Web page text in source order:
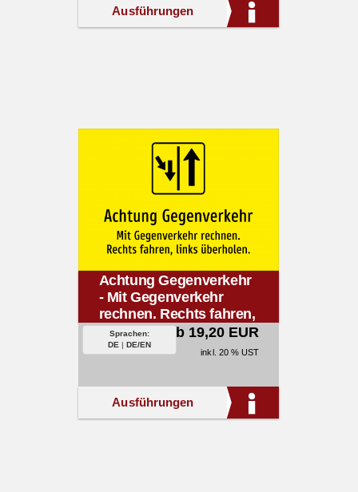
Ausführungen
Achtung Gegenverkehr
- Mit Gegenverkehr
rechnen. Rechts fahren,
links überholen.
Sprachen:
DE | DE/EN
ab 19,20 EUR
inkl. 20 % UST
Ausführungen